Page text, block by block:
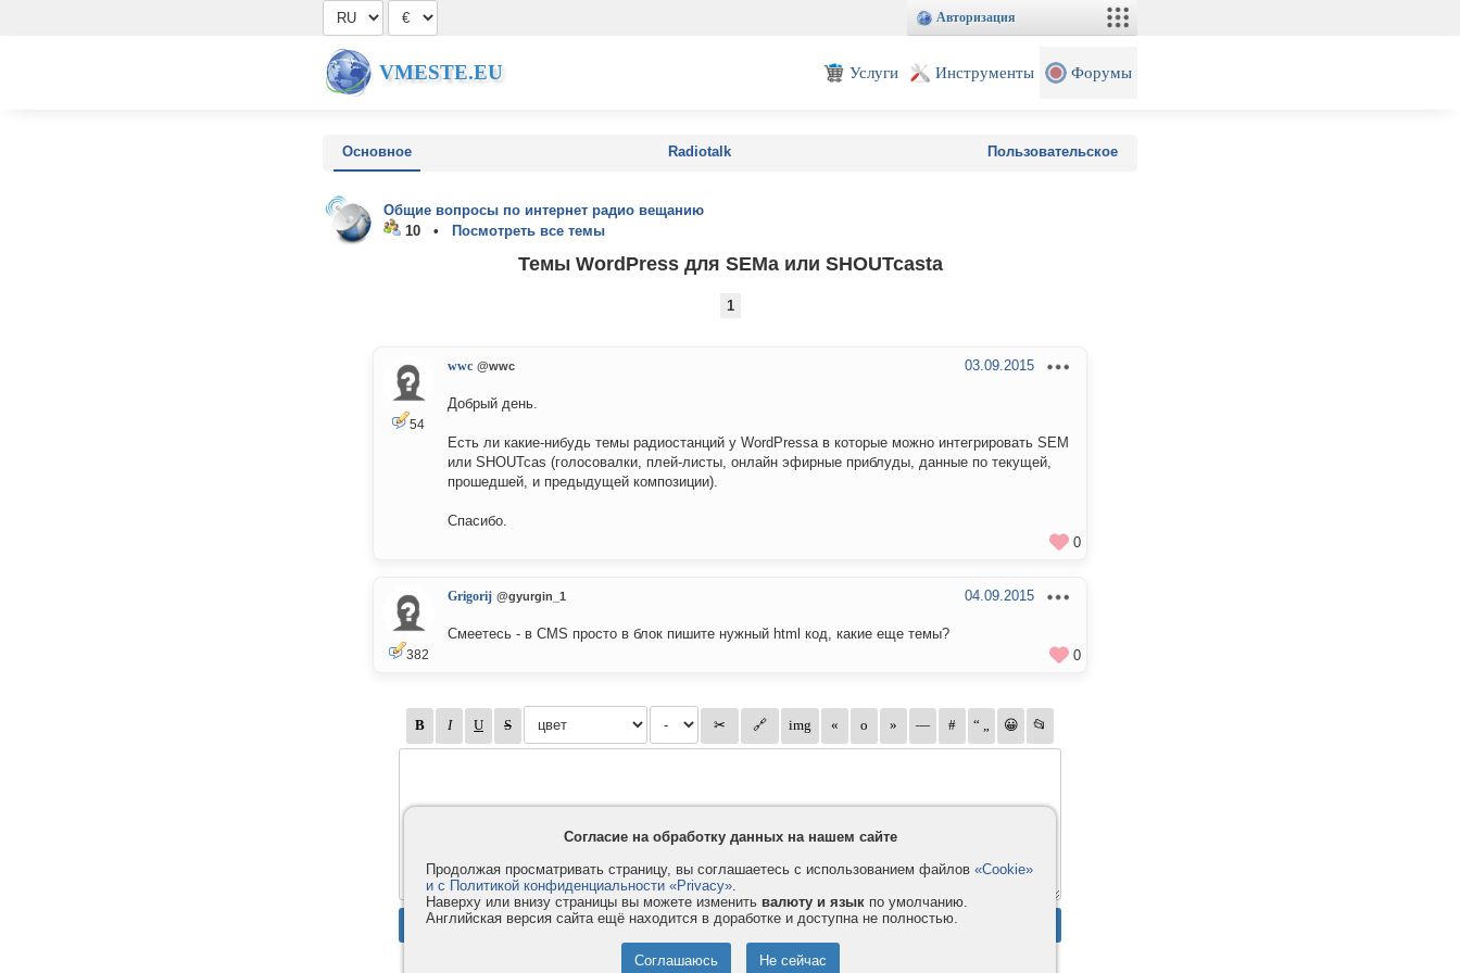
Авторизация
VMESTE.EU Услуги Инструменты Форумы
Основное Radiotalk Пользовательское
Общие вопросы по интернет радио вещанию
10 •
Посмотреть все темы
Темы WordPress для SEMa или SHOUTcasta
1
54
wwc @wwc 03.09.2015
Добрый день.
Есть ли какие-нибудь темы радиостанций у WordPressa в которые можно интегрировать SEM
или SHOUTcas (голосовалки, плей-листы, онлайн эфирные приблуды, данные по текущей,
прошедшей, и предыдущей композиции).
Спасибо.
0
382
Grigorij @gyurgin_1 04.09.2015
Смеетесь - в CMS просто в блок пишите нужный html код, какие еще темы?
0
Согласие на обработку данных на нашем сайте
Продолжая просматривать страницу, вы соглашаетесь с использованием файлов «Cookie»
и с Политикой конфиденциальности «Privacy».
Наверху или внизу страницы вы можете изменить валюту и язык по умолчанию.
Английская версия сайта ещё находится в доработке и доступна не полностью.